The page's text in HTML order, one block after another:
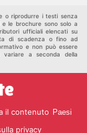
o riprodurre i testi senza
le brochure sono solo a
ufficiali elencati su
di scadenza o fino ad
e non può essere
a seconda della
il contenuto Paesi
privacy